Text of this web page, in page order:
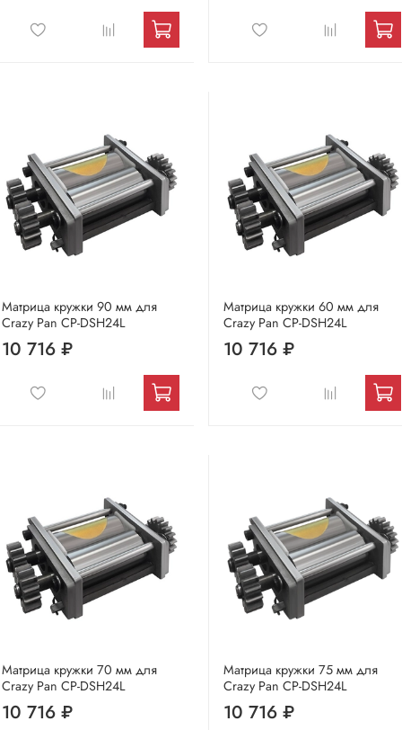
Матрица кружки 90 мм для
Crazy Pan CP-DSH24L
10 716 ₽
Матрица кружки 60 мм для
Crazy Pan CP-DSH24L
10 716 ₽
Матрица кружки 70 мм для
Crazy Pan CP-DSH24L
10 716 ₽
Матрица кружки 75 мм для
Crazy Pan CP-DSH24L
10 716 ₽